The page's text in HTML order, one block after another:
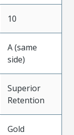
10
A (same
side)
Superior
Retention
Gold